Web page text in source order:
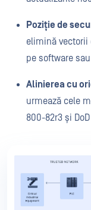
Poziție de
elimină vectorii
pe software
Alinierea cu
urmează cele
800-82r3 și